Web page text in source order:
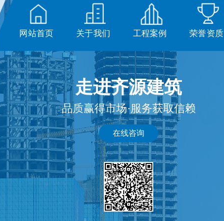
网站首页 关于我们 工程案例 荣誉资质
走进齐源建筑
品质赢得市场·服务获取信赖
在线咨询